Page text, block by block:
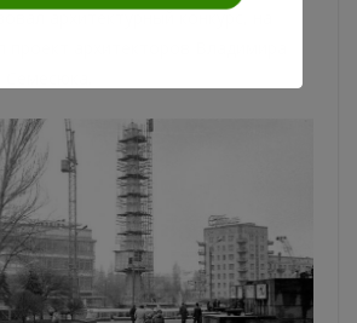
архитектурный конкурс, на
архитекторов Владимира